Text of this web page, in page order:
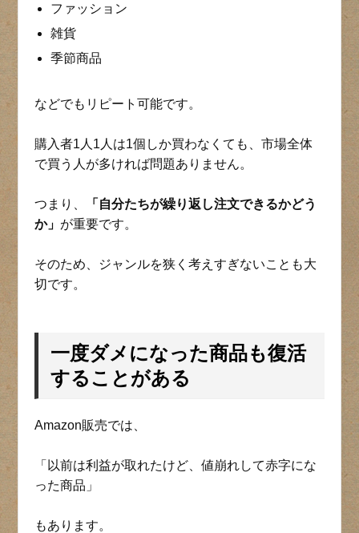
ファッション
雑貨
季節商品
などでもリピート可能です。
購入者1人1人は1個しか買わなくても、市場全体
で買う人が多ければ問題ありません。
つまり、
「自分たちが繰り返し注文できるかどう
か」 が重要です。
そのため、ジャンルを狭く考えすぎないことも大
切です。
一度ダメになった商品も復活
することがある
Amazon販売では、
「以前は利益が取れたけど、値崩れして赤字にな
った商品」
もあります。